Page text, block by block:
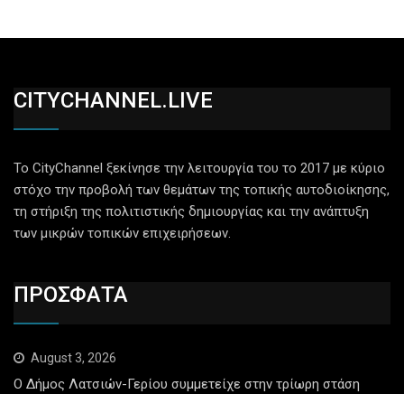
CITYCHANNEL.LIVE
Το CityChannel ξεκίνησε την λειτουργία του το 2017 με κύριο
στόχο την προβολή των θεμάτων της τοπικής αυτοδιοίκησης,
τη στήριξη της πολιτιστικής δημιουργίας και την ανάπτυξη
των μικρών τοπικών επιχειρήσεων.
ΠΡΟΣΦΑΤΑ
August 3, 2026
Ο Δήμος Λατσιών-Γερίου συμμετείχε στην τρίωρη στάση